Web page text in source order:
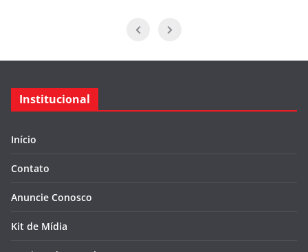
Institucional
Início
Contato
Anuncie Conosco
Kit de Mídia